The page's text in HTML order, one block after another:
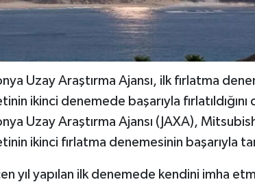
Uzay Araştırma Ajansı, ilk fırlatma
ikinci denemede başarıyla fırlatıldığını
Uzay Araştırma Ajansı (JAXA),
ikinci fırlatma denemesinin başarıyla
yıl yapılan ilk denemede kendini imha